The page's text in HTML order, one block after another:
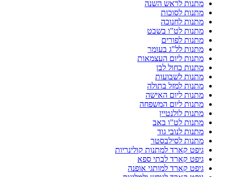
מתנות לראש השנה
מתנות לסוכות
מתנות לחנוכה
מתנות לט"ו בשבט
מתנות לפורים
מתנות לל"ג בעומר
מתנות ליום העצמאות
מתנות כחול לבן
מתנות לשבועות
מתנות למזל בתולה
מתנות ליום האישה
מתנות ליום המשפחה
מתנות לולנטיין
מתנות לט"ו באב
מתנות לנובי גוד
מתנות לסילבסטר
גיפט קארד למתנות קולינריות
גיפט קארד לבתי ספא
גיפט קארד למותגי אופנה